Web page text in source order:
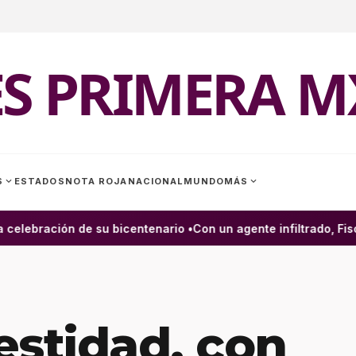
PRIMERA
expand_more ESTADOS NOTA ROJA NACIONAL MUNDOMÁS expand_more
de su bicentenario •Con un agente infiltrado,